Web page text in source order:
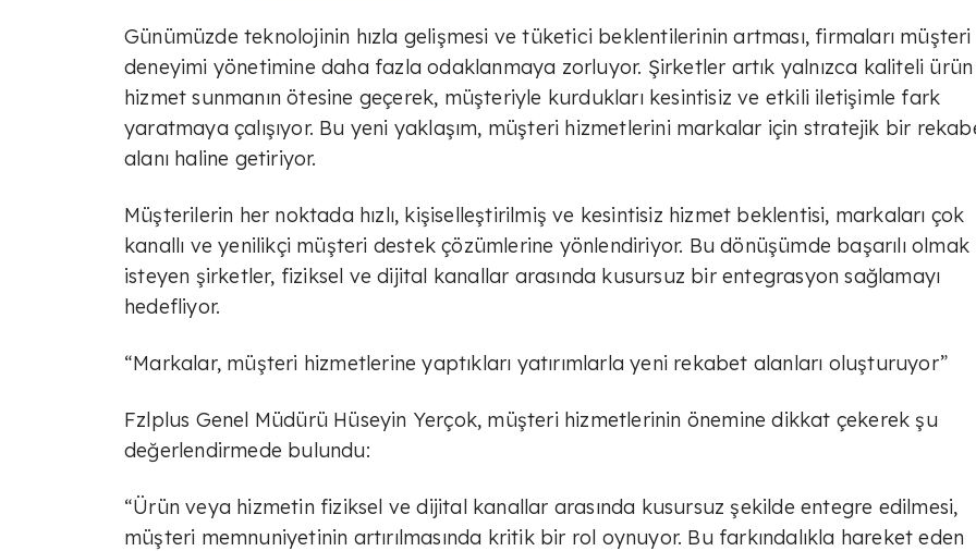
Günümüzde teknolojinin hızla gelişmesi ve tüketici beklentilerinin artması, firmaları müşteri
deneyimi yönetimine daha fazla odaklanmaya zorluyor. Şirketler artık yalnızca kaliteli
hizmet sunmanın ötesine geçerek, müşteriyle kurdukları kesintisiz ve etkili iletişimle fark
yaratmaya çalışıyor. Bu yeni yaklaşım, müşteri hizmetlerini markalar için stratejik bir
alanı haline getiriyor.
Müşterilerin her noktada hızlı, kişiselleştirilmiş ve kesintisiz hizmet beklentisi, markaları çok
kanallı ve yenilikçi müşteri destek çözümlerine yönlendiriyor. Bu dönüşümde başarılı olmak
isteyen şirketler, fiziksel ve dijital kanallar arasında kusursuz bir entegrasyon sağlamayı
hedefliyor.
“Markalar, müşteri hizmetlerine yaptıkları yatırımlarla yeni rekabet alanları oluşturuyor”
Fzlplus Genel Müdürü Hüseyin Yerçok, müşteri hizmetlerinin önemine dikkat çekerek şu
değerlendirmede bulundu:
“Ürün veya hizmetin fiziksel ve dijital kanallar arasında kusursuz şekilde entegre edilmesi,
müşteri memnuniyetinin artırılmasında kritik bir rol oynuyor. Bu farkındalıkla hareket eden